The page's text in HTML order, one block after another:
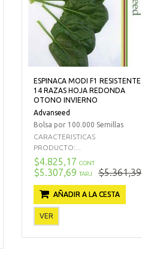
ESPINACA MODI F1 RESISTENTE
14 RAZAS HOJA REDONDA
OTONO INVIERNO
Advanseed
Bolsa por 100.000 Semillas
CARACTERISTICAS
PRODUCTO:...
$4.825,17 CONT
$5.307,69 TARJ $5.361,39
AÑADIR A LA CESTA
VER